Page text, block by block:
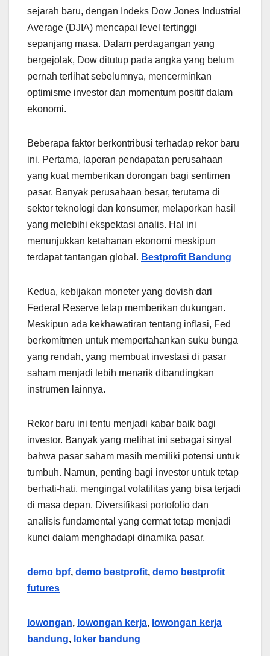
sejarah baru, dengan Indeks Dow Jones Industrial
Average (DJIA) mencapai level tertinggi
sepanjang masa. Dalam perdagangan yang
bergejolak, Dow ditutup pada angka yang belum
pernah terlihat sebelumnya, mencerminkan
optimisme investor dan momentum positif dalam
ekonomi.
Beberapa faktor berkontribusi terhadap rekor baru
ini. Pertama, laporan pendapatan perusahaan
yang kuat memberikan dorongan bagi sentimen
pasar. Banyak perusahaan besar, terutama di
sektor teknologi dan konsumer, melaporkan hasil
yang melebihi ekspektasi analis. Hal ini
menunjukkan ketahanan ekonomi meskipun
terdapat tantangan global. Bestprofit Bandung
Kedua, kebijakan moneter yang dovish dari
Federal Reserve tetap memberikan dukungan.
Meskipun ada kekhawatiran tentang inflasi, Fed
berkomitmen untuk mempertahankan suku bunga
yang rendah, yang membuat investasi di pasar
saham menjadi lebih menarik dibandingkan
instrumen lainnya.
Rekor baru ini tentu menjadi kabar baik bagi
investor. Banyak yang melihat ini sebagai sinyal
bahwa pasar saham masih memiliki potensi untuk
tumbuh. Namun, penting bagi investor untuk tetap
berhati-hati, mengingat volatilitas yang bisa terjadi
di masa depan. Diversifikasi portofolio dan
analisis fundamental yang cermat tetap menjadi
kunci dalam menghadapi dinamika pasar.
demo bpf, demo bestprofit, demo bestprofit
futures
lowongan, lowongan kerja, lowongan kerja
bandung, loker bandung